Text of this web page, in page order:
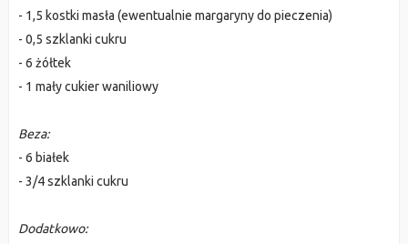
- 1,5 kostki masła (ewentualnie margaryny do pieczenia)
- 0,5 szklanki cukru
- 6 żółtek
- 1 mały cukier waniliowy
Beza:
- 6 białek
- 3/4 szklanki cukru
Dodatkowo: